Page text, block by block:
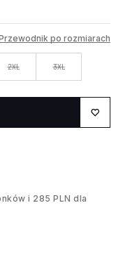
po rozmiarach
2XL 3XL
i 285 PLN dla